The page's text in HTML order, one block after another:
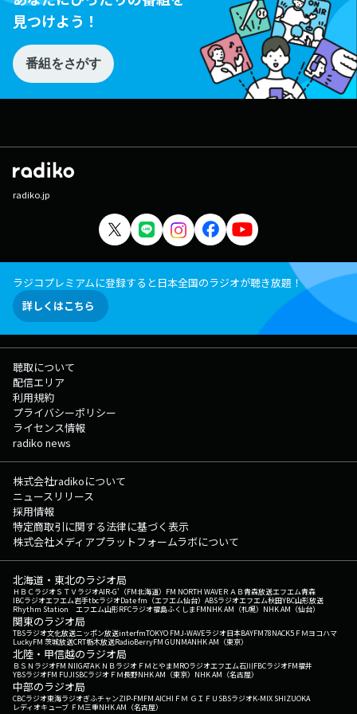
見つけよう！
番組をさがす
radiko.jp
ラジコプレミアムに登録すると日本全国のラジオが聴き放題！
詳しくはこちら
聴取について
配信エリア
利用規約
プライバシーポリシー
ライセンス情報
radiko news
株式会社radikoについて
ニュースリリース
採用情報
特定商取引に関する法律に基づく表示
株式会社メディアプラットフォームラボについて
北海道・東北のラジオ局
ＨＢＣラジオＳＴＶラジオAIR-G'（FM北海道） FM NORTH WAVEＲＡＢ青森放送エフエム青森
IBCラジオエフエム岩手tbcラジオDate fm（エフエム仙台） ABSラジオエフエム秋田YBC山形放送
Rhythm Station エフエム山形RFCラジオ福島ふくしまFMNHK AM（札幌） NHK AM（仙台）
関東のラジオ局
TBSラジオ文化放送ニッポン放送interfmTOKYO FMJ-WAVEラジオ日本BAYFM78NACK5 ＦＭヨコハマ
LuckyFM 茨城放送CRT栃木放送RadioBerryFM GUNMANHK AM（東京）
北陸・甲信越のラジオ局
ＢＳＮラジオFM NIIGATAＫＮＢラジオ ＦＭとやまMROラジオエフエム石川FBCラジオFM福井
YBSラジオFM FUJISBCラジオ ＦＭ長野NHK AM（東京） NHK AM（名古屋）
中部のラジオ局
CBCラジオ東海ラジオぎふチャンZIP-FMFM AICHI ＦＭ ＧＩＦＵ SBSラジオK-MIX SHIZUOKA
レディオキューブ ＦＭ三重NHK AM（名古屋）